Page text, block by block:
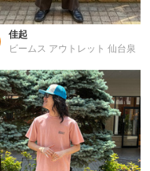
佳起
ビームス アウトレット 仙台泉